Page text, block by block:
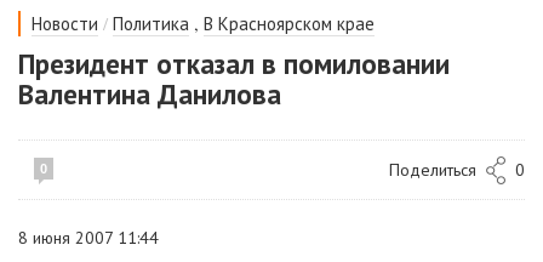
Новости / Политика , В Красноярском крае
Президент отказал в помиловании
Валентина Данилова
0 Поделиться 0
8 июня 2007 11:44